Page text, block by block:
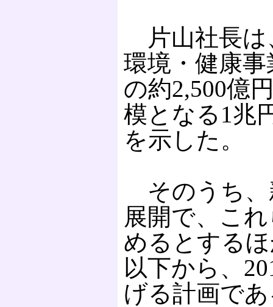
片山社長は
環境・健康
の約2,500億
模となる1兆
を示した。
そのうち、
展開で、こ
めるとする
以下から、
げる計画で